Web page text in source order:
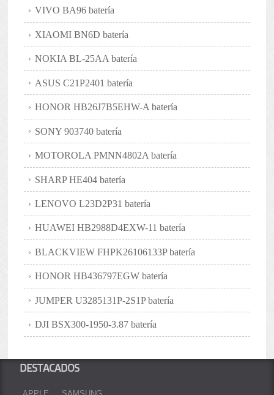
VIVO BA96 batería
XIAOMI BN6D batería
NOKIA BL-25AA batería
ASUS C21P2401 batería
HONOR HB26J7B5EHW-A batería
SONY 903740 batería
MOTOROLA PMNN4802A batería
SHARP HE404 batería
LENOVO L23D2P31 batería
HUAWEI HB2988D4EXW-11 batería
BLACKVIEW FHPK26106133P batería
HONOR HB436797EGW batería
JUMPER U3285131P-2S1P batería
DJI BSX300-1950-3.87 batería
DESTACADOS